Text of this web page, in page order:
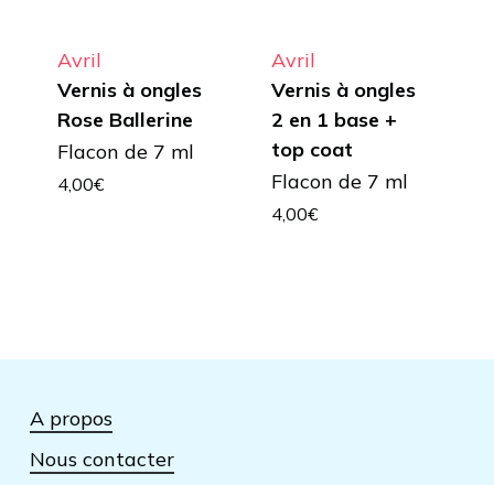
Avril
Vernis à ongles
Rose Ballerine
Flacon de 7 ml
4,00€
Avril
Vernis à ongles
2 en 1 base +
top coat
Flacon de 7 ml
4,00€
A propos
Nous contacter